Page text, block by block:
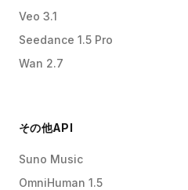
Veo 3.1
Seedance 1.5 Pro
Wan 2.7
その他API
Suno Music
OmniHuman 1.5